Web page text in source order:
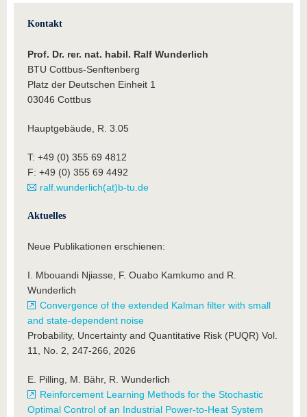
Kontakt
Prof. Dr. rer. nat. habil. Ralf Wunderlich
BTU Cottbus-Senftenberg
Platz der Deutschen Einheit 1
03046 Cottbus
Hauptgebäude, R. 3.05
T: +49 (0) 355 69 4812
F: +49 (0) 355 69 4492
ralf.wunderlich(at)b-tu.de
Aktuelles
Neue Publikationen erschienen:
I. Mbouandi Njiasse, F. Ouabo Kamkumo and R.
Wunderlich
Convergence of the extended Kalman filter with small
and state-dependent noise
Probability, Uncertainty and Quantitative Risk (PUQR) Vol.
11, No. 2, 247-266, 2026
E. Pilling, M. Bähr, R. Wunderlich
Reinforcement Learning Methods for the Stochastic
Optimal Control of an Industrial Power-to-Heat System